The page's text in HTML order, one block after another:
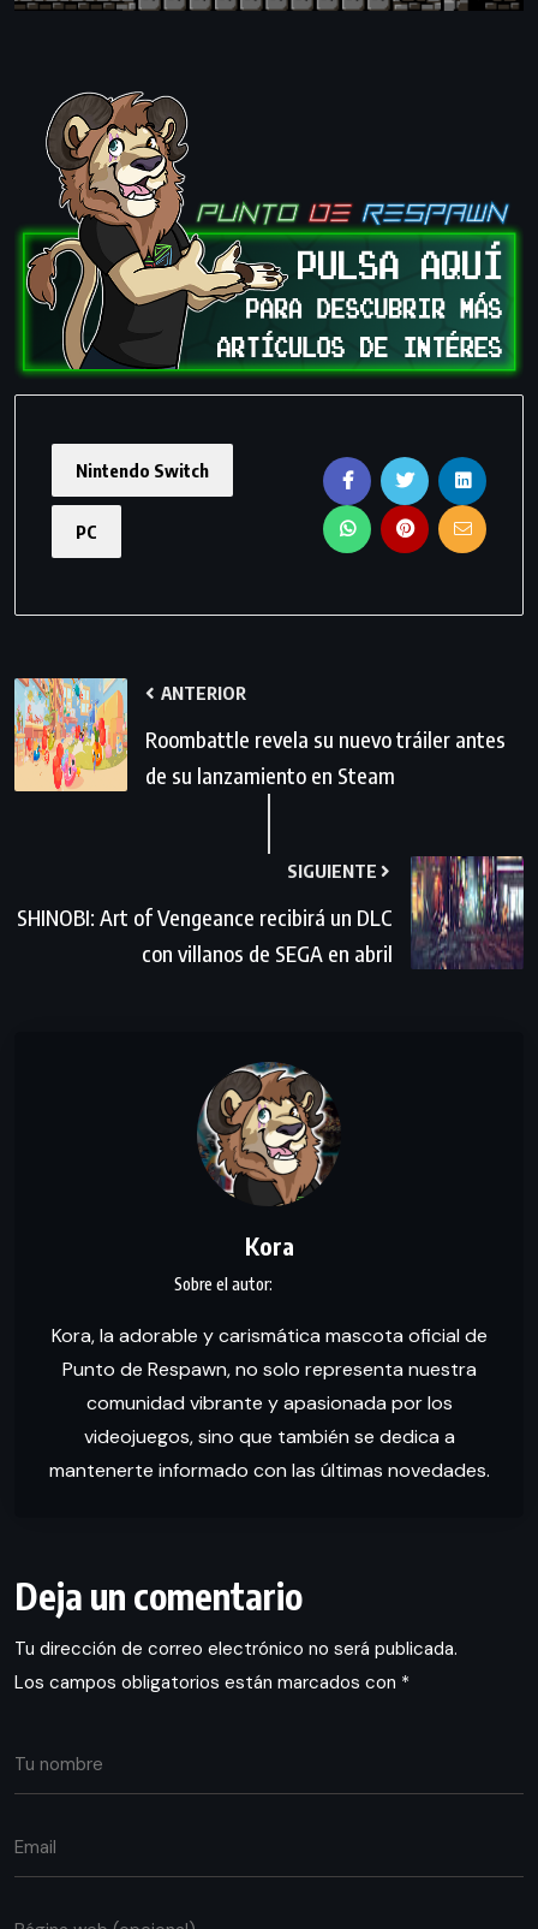
Nintendo Switch
PC
ANTERIOR
Roombattle revela su nuevo tráiler antes
de su lanzamiento en Steam
SIGUIENTE
SHINOBI: Art of Vengeance recibirá un DLC
con villanos de SEGA en abril
Kora
Kora, la adorable y carismática mascota oficial de
Punto de Respawn, no solo representa nuestra
comunidad vibrante y apasionada por los
videojuegos, sino que también se dedica a
mantenerte informado con las últimas novedades.
Deja un comentario
Tu dirección de correo electrónico no será publicada.
Los campos obligatorios están marcados con *